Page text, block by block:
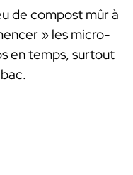
de compost mûr à
» les micro-
en temps, surtout